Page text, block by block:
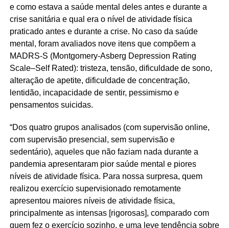
e como estava a saúde mental deles antes e durante a
crise sanitária e qual era o nível de atividade física
praticado antes e durante a crise. No caso da saúde
mental, foram avaliados nove itens que compõem a
MADRS-S (Montgomery-Asberg Depression Rating
Scale–Self Rated): tristeza, tensão, dificuldade de sono,
alteração de apetite, dificuldade de concentração,
lentidão, incapacidade de sentir, pessimismo e
pensamentos suicidas.
“Dos quatro grupos analisados (com supervisão online,
com supervisão presencial, sem supervisão e
sedentário), aqueles que não faziam nada durante a
pandemia apresentaram pior saúde mental e piores
níveis de atividade física. Para nossa surpresa, quem
realizou exercício supervisionado remotamente
apresentou maiores níveis de atividade física,
principalmente as intensas [rigorosas], comparado com
quem fez o exercício sozinho, e uma leve tendência sobre